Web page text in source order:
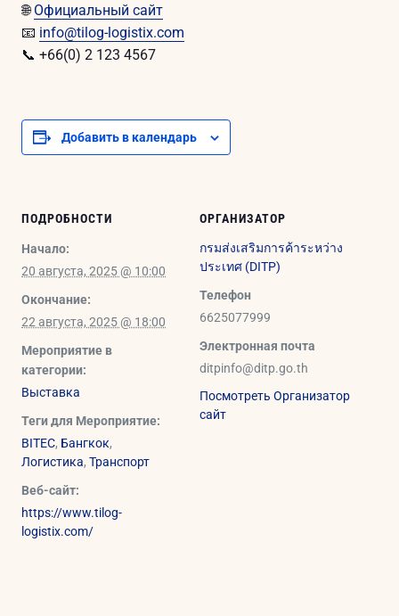
🌐Официальный сайт
📧 info@tilog-logistix.com
📞 +66(0) 2 123 4567
Добавить в календарь
ПОДРОБНОСТИ
Начало:
20 августа, 2025 @ 10:00
Окончание:
22 августа, 2025 @ 18:00
Мероприятие в
категории:
Выставка
Теги для Мероприятие:
BITEC, Бангкок,
Логистика,Транспорт
Веб-сайт:
https://www.tilog-
logistix.com/
ОРГАНИЗАТОР
กรมส่งเสริมการค้าระหว่าง
ประเทศ (DITP)
Телефон
6625077999
Электронная почта
ditpinfo@ditp.go.th
Посмотреть Организатор
сайт